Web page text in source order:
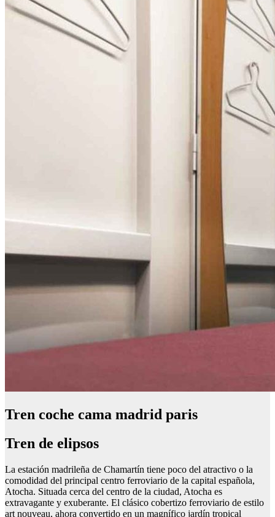
Tren coche cama madrid paris
Tren de elipsos
La estación madrileña de Chamartín tiene poco del atractivo o la
comodidad del principal centro ferroviario de la capital española,
Atocha. Situada cerca del centro de la ciudad, Atocha es
extravagante y exuberante. El clásico cobertizo ferroviario de estilo
art nouveau, ahora convertido en un magnífico jardín tropical